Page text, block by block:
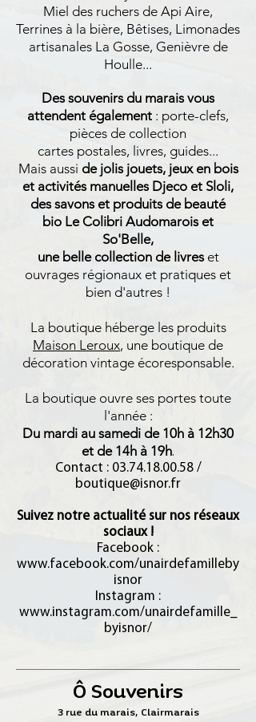
Miel des ruchers de Api Aire,
Terrines à la bière, Bêtises, Limonades
artisanales La Gosse, Genièvre de
Houlle...
Des souvenirs du marais vous
attendent également : porte-clefs,
pièces de collection
cartes postales, livres, guides...
Mais aussi de jolisjouets, jeux en bois
et activités manuelles Djeco et Sloli,
des savons et produits de beauté
bio Le Colibri Audomarois et
So'Belle,
une belle collection de livres et
ouvrages régionaux et pratiques et
bien d'autres !
La boutique héberge les produits
Maison Leroux, une boutique de
décoration vintage écoresponsable.
La boutique ouvre ses portes toute
l'année :
Du mardi au samedi de 10h à 12h30
et de 14h à 19h.
Contact : 03.74.18.00.58/
boutique@isnor.fr
Suivez notre actualité sur nos réseaux
sociaux !
Facebook :
www.facebook.com/unairdefamilleby
isnor
Instagram :
www.instagram.com/unairdefamille_
byisnor/
Ô Souvenirs
3 rue du marais, Clairmarais